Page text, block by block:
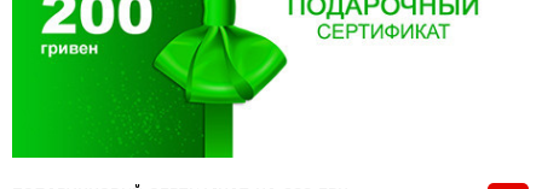
Вугілля